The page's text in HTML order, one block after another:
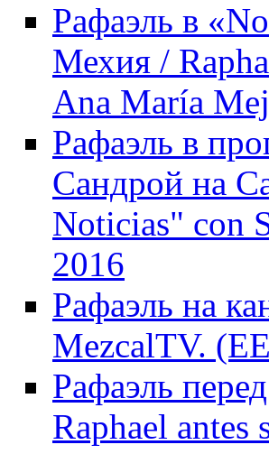
Рафаэль в
Мехия /
Ana María
Рафаэль в
Сандрой на
Noticias" con
2016
Рафаэль на
MezcalTV.
Рафаэль
Raphael antes